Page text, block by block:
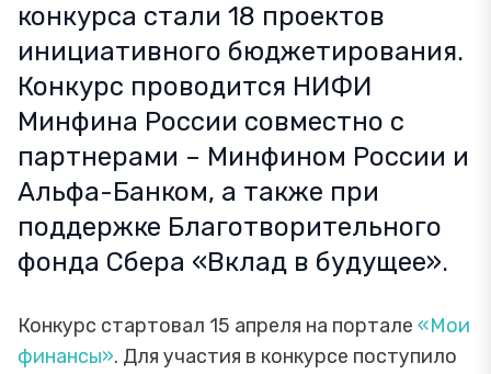
конкурса стали 18 проектов
инициативного бюджетирования.
Конкурс проводится НИФИ
Минфина России совместно с
партнерами – Минфином России и
Альфа-Банком, а также при
поддержке Благотворительного
фонда Сбера «Вклад в будущее».
Конкурс стартовал 15 апреля на портале «Мои
финансы». Для участия в конкурсе поступило